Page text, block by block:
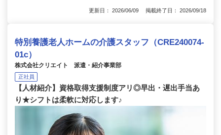
更新日： 2026/06/09 掲載終了日： 2026/09/18
特別養護老人ホームの介護スタッフ（CRE240074-
01c）
株式会社クリエイト 派遣・紹介事業部
正社員
【人材紹介】資格取得支援制度アリ◎早出・遅出手当あ
り★シフトは柔軟に対応します♪